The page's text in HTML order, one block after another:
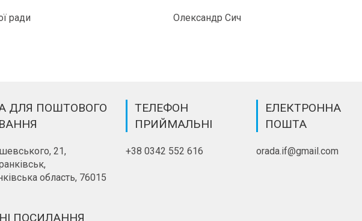
ради Олександр Сич
ДЛЯ ПОШТОВОГО
21,
область, 76015
ТЕЛЕФОН
ПРИЙМАЛЬНІ
+38 0342 552 616
ЕЛЕКТРОННА
ПОШТА
orada.if@gmail.com
ПОСИЛАННЯ